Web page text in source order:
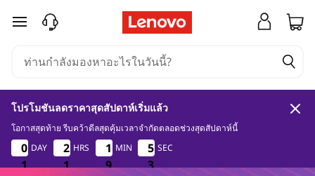
ซื้
ชุ
ด
ค
ข้ามไปที่เนื้อหาหลัก
โปรโมชันลดราคาสุดสัปดาห์เริ่มแล้ว
โอกาสสุดท้าย รีบคว้าดีลสุดคุ้มเวลาจำกัดตลอดช่วงสุดสัปดาห์นี้
0
1
0
1
0
1
0
1
DAY
2
1
2
1
2
1
2
1
HRS
1
9
1
9
1
9
1
9
MIN 5
2
5
1
5
2
5
1
SEC